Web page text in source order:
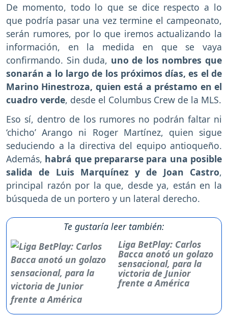
De momento, todo lo que se dice respecto a lo
que podría pasar una vez termine el campeonato,
serán rumores, por lo que iremos actualizando la
información, en la medida en que se vaya
confirmando. Sin duda, uno de los nombres que
sonarán a lo largo de los próximos días, es el de
Marino Hinestroza, quien está a préstamo en el
cuadro verde, desde el Columbus Crew de la MLS.
Eso sí, dentro de los rumores no podrán faltar ni
‘chicho’ Arango ni Roger Martínez, quien sigue
seduciendo a la directiva del equipo antioqueño.
Además, habrá que prepararse para una posible
salida de Luis Marquínez y de Joan Castro,
principal razón por la que, desde ya, están en la
búsqueda de un portero y un lateral derecho.
Te gustaría leer también:
Liga BetPlay: Carlos
Bacca anotó un golazo
sensacional, para la
victoria de Junior
frente a América